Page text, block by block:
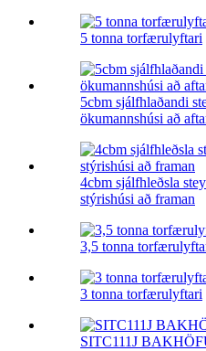
5 tonna torfærulyftari
5cbm sjálfhlaðandi
ökumannshúsi að
4cbm sjálfhleðsla
stýrishúsi að framan
3,5 tonna
3 tonna torfærulyftari
SITC111J